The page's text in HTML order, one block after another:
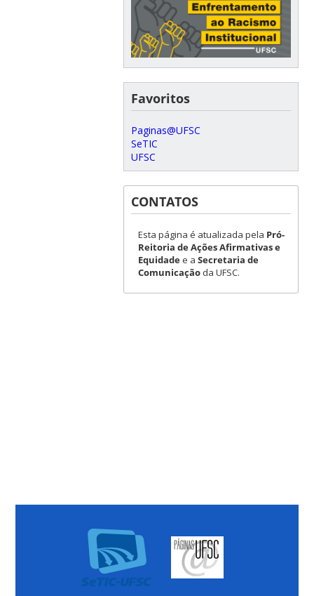
Favoritos
Paginas@UFSC
SeTIC
UFSC
CONTATOS
Esta página é atualizada pela Pró-
Reitoria de Ações Afirmativas e
Equidadee a Secretaria de
Comunicaçãoda UFSC.